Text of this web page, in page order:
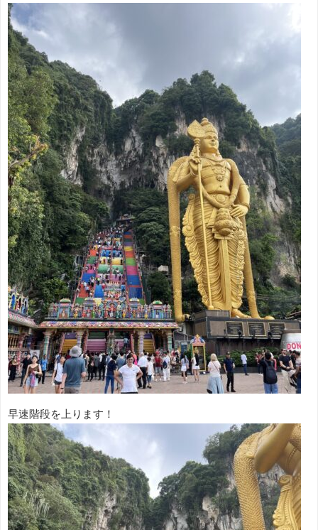
早速階段を上ります！